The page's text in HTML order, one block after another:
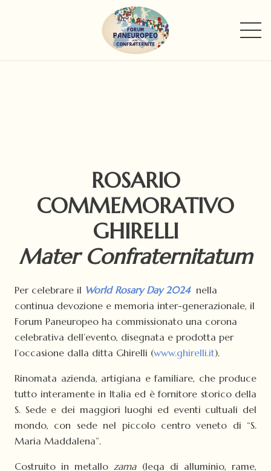
ROSARIO
COMMEMORATIVO
GHIRELLI
Mater Confraternitatum
Per celebrare il World Rosary Day 2024nella
continua devozione e memoria inter-generazionale, il
Forum Paneuropeo ha commissionato una corona
celebrativa dell’evento, disegnata e prodotta per
l’occasione dalla ditta Ghirelli (www.ghirelli.it).
Rinomata azienda, artigiana e familiare, che produce
tutto interamente in Italia ed è fornitore storico della
S. Sede e dei maggiori luoghi ed eventi cultuali del
mondo, con sede nel piccolo centro veneto di “S.
Maria Maddalena”.
Costruito in metallo zama(lega di alluminio, rame,